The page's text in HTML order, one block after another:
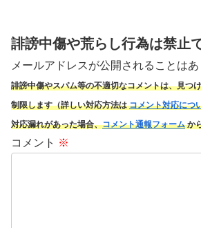
誹謗中傷や荒らし行為は禁止
メールアドレスが公開されることはあ
誹謗中傷やスパム等の不適切なコメントは、見つ
制限します（詳しい対応方法はコメント対応につ
対応漏れがあった場合、コメント通報フォームか
コメント ※